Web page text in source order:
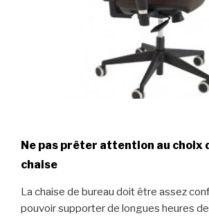
Ne pas prêter attention au choix
chaise
La chaise de bureau doit être assez
pouvoir supporter de longues heures